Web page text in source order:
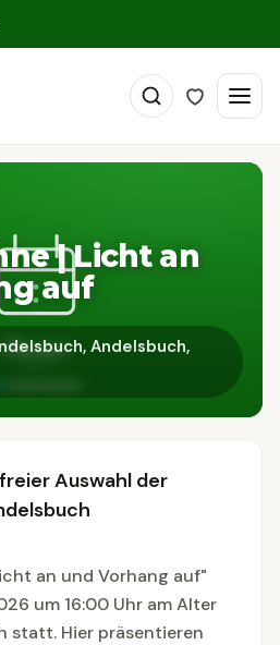
| Licht an
auf
Andelsbuch,
Auswahl der
an und Vorhang auf"
um 16:00 Uhr am Alter
statt. Hier präsentieren